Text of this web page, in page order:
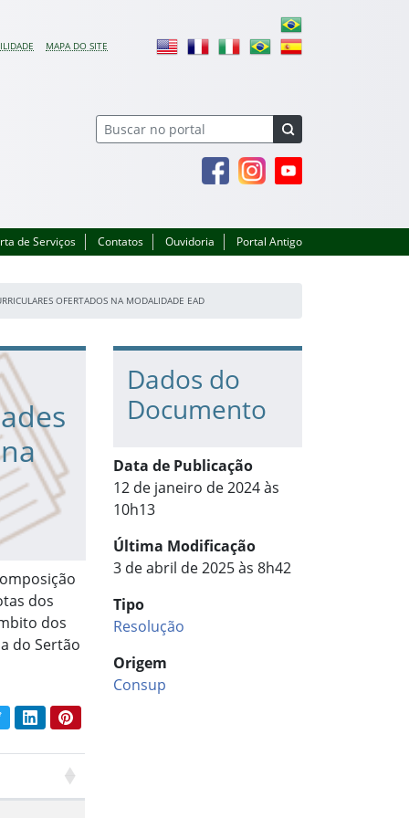
MAPA DO SITE
FacebookInstagramYoutube
de Serviços Contatos Ouvidoria Portal Antigo
OFERTADOS NA MODALIDADE EAD
dos
dos
do Sertão
conteúdo:
TwitterLinkedInPinterest
Dados do
Documento
Data de Publicação
12 de janeiro de 2024 às
10h13
Última Modificação
3 de abril de 2025 às 8h42
Tipo
Resolução
Origem
Consup